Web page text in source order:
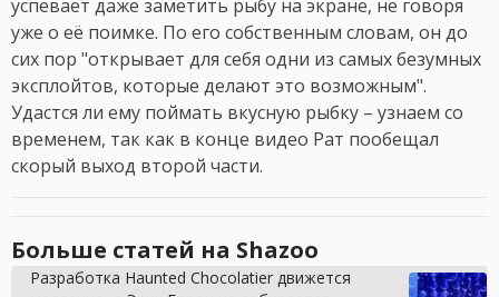
успевает даже заметить рыбу на экране, не говоря
уже о её поимке. По его собственным словам, он до
сих пор "открывает для себя одни из самых безумных
эксплойтов, которые делают это возможным".
Удастся ли ему поймать вкусную рыбку – узнаем со
временем, так как в конце видео Рат пообещал
скорый выход второй части.
Больше статей на Shazoo
Разработка Haunted Chocolatier движется